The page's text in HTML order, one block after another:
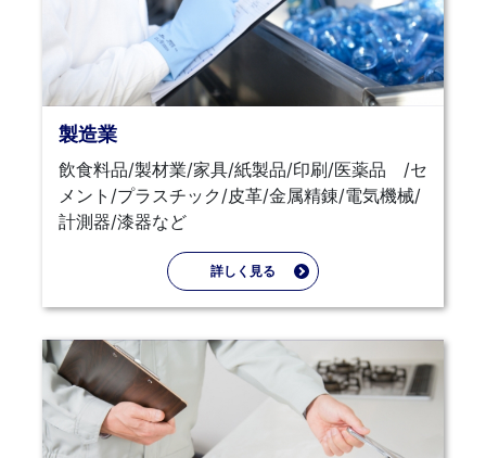
製造業
飲食料品/製材業/家具/紙製品/印刷/医薬品 /セ
メント/プラスチック/皮革/金属精錬/電気機械/
計測器/漆器など
詳しく見る